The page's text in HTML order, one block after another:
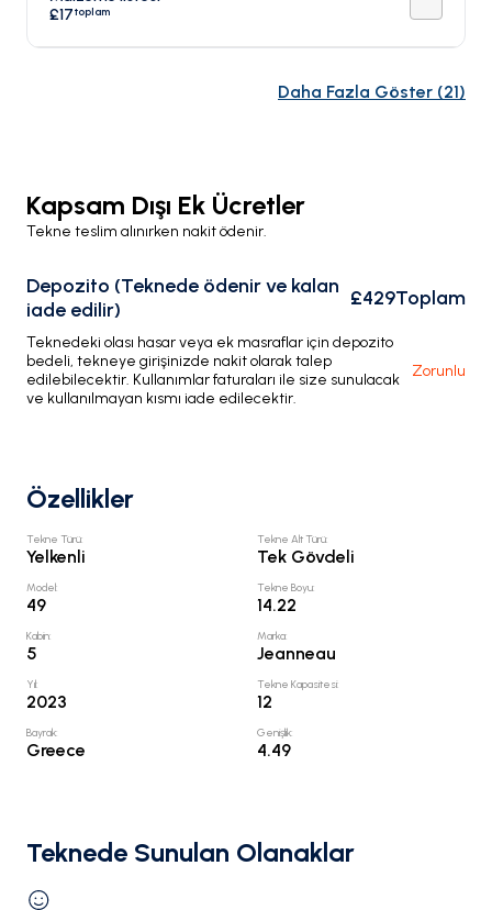
£17toplam
Daha Fazla Göster (21)
Kapsam Dışı Ek Ücretler
Tekne teslim alınırken nakit ödenir.
Depozito (Teknede ödenir ve kalan
iade edilir)
£429Toplam
Teknedeki olası hasar veya ek masraflar için depozito
bedeli, tekneye girişinizde nakit olarak talep
edilebilecektir. Kullanımlar faturaları ile size sunulacak
ve kullanılmayan kısmı iade edilecektir.
Zorunlu
Özellikler
Tekne Türü:
Yelkenli
Tekne Alt Türü:
Tek Gövdeli
Model:
49
Tekne Boyu:
14.22
Kabin:
5
Marka:
Jeanneau
Yıl:
2023
Tekne Kapasitesi:
12
Bayrak:
Greece
Genişlik:
4.49
Teknede Sunulan Olanaklar